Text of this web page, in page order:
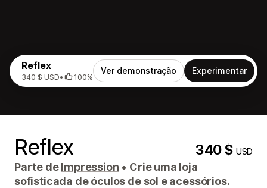
Reflex
340 $ USD• 100%
Ver demonstração Experimentar
Reflex 340 $USD
Parte deImpression • Crie uma loja
sofisticada de óculos de sol e acessórios.